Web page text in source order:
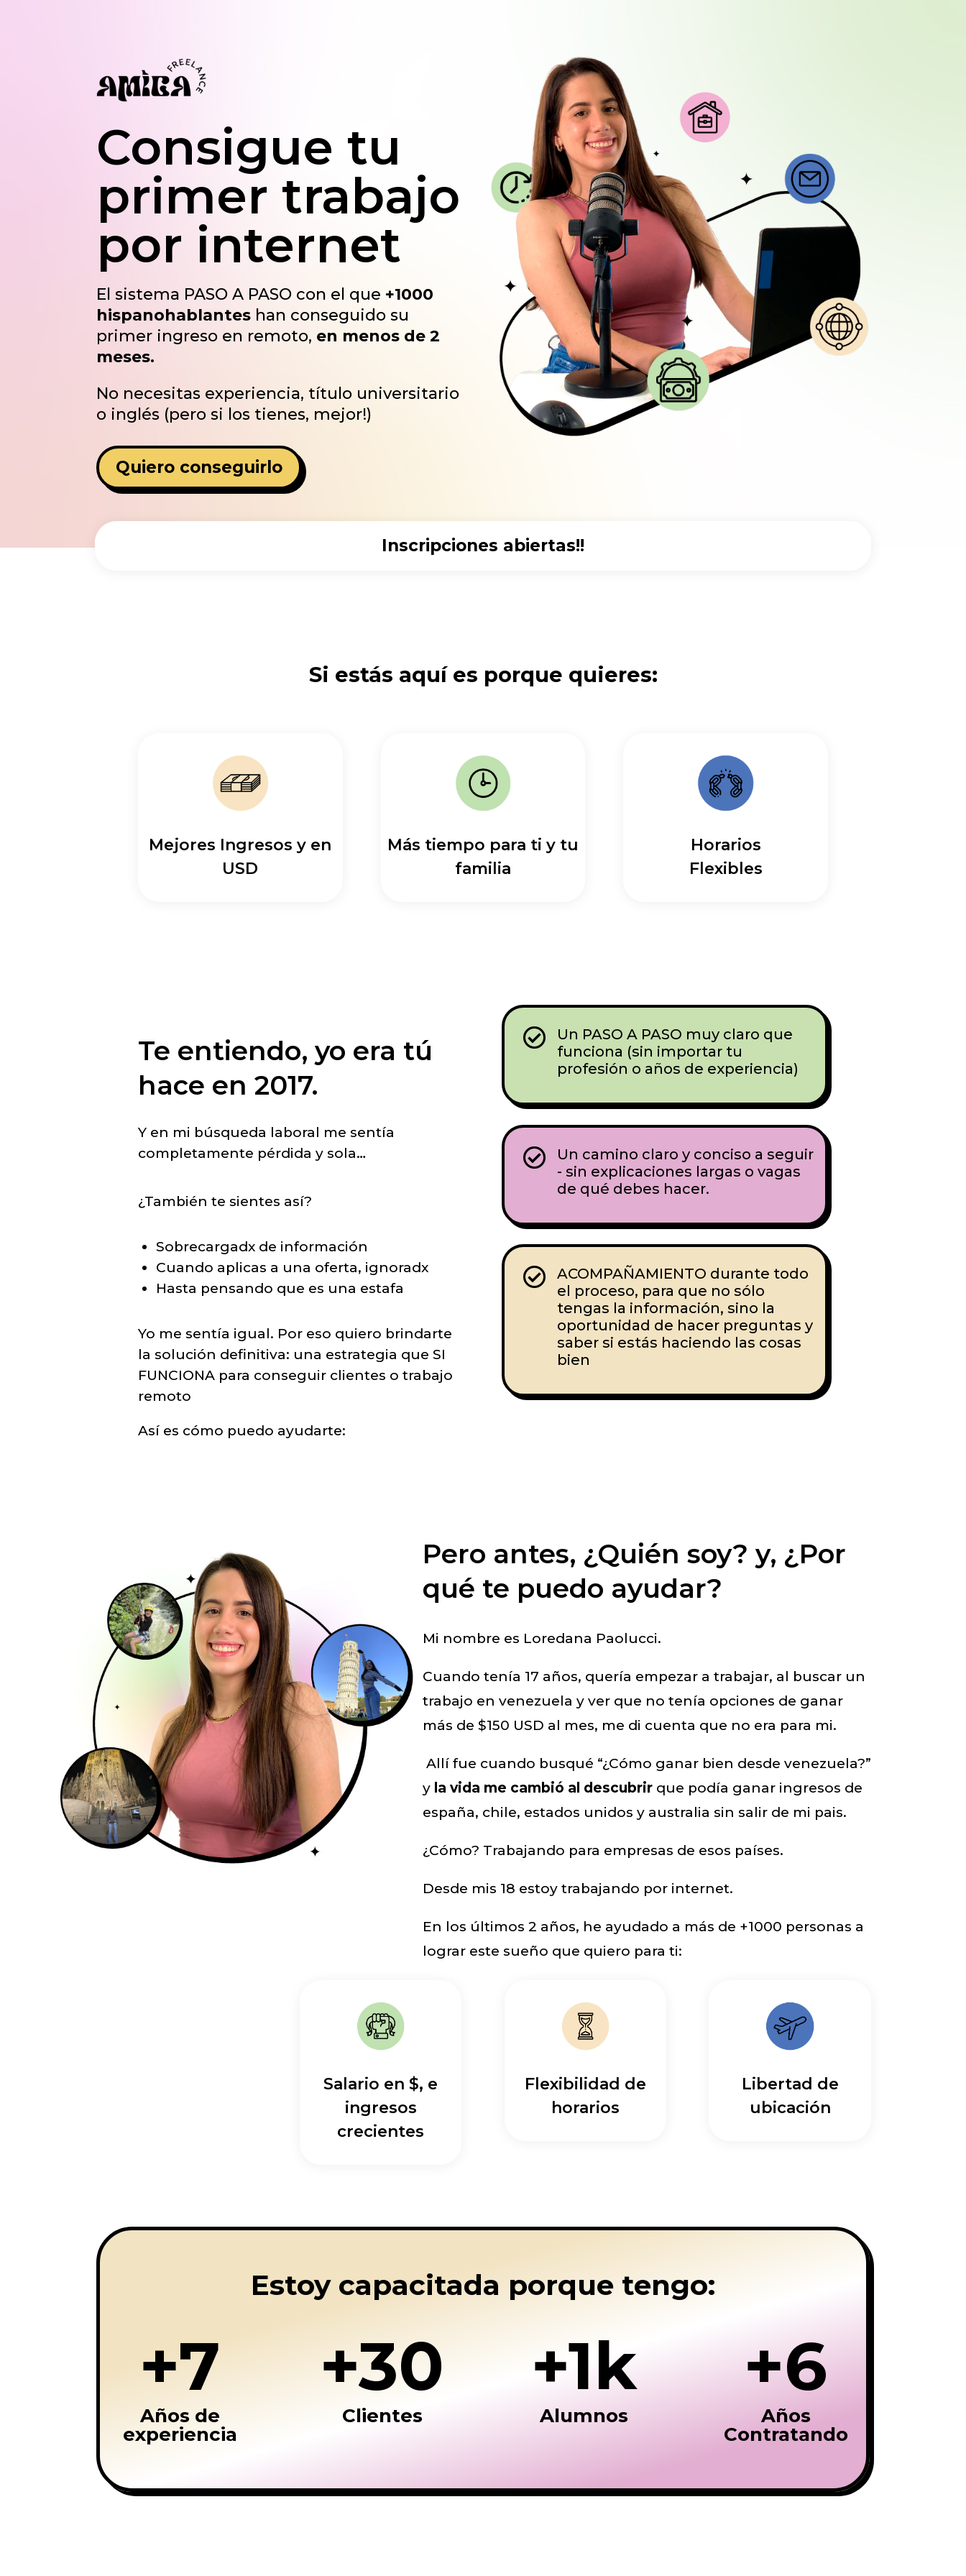
Consigue tu
primer trabajo
por internet
El sistema PASO A PASO con el que +1000
hispanohablantes han conseguido su
primer ingreso en remoto, en menos de 2
meses.
No necesitas experiencia, título universitario
o inglés (pero si los tienes, mejor!)
Quiero conseguirlo
Inscripciones abiertas!!
Si estás aquí es porque quieres:
Mejores Ingresos y en
USD
Más tiempo para ti y tu
familia
Horarios
Flexibles
Te entiendo, yo era tú
hace en 2017.
Y en mi búsqueda laboral me sentía
completamente pérdida y sola…
¿También te sientes así?
Sobrecargadx de información
Cuando aplicas a una oferta, ignoradx
Hasta pensando que es una estafa
Yo me sentía igual. Por eso quiero brindarte
la solución definitiva: una estrategia que SI
FUNCIONA para conseguir clientes o trabajo
remoto
Así es cómo puedo ayudarte:

Un PASO A PASO muy claro que
funciona (sin importar tu
profesión o años de experiencia)

Un camino claro y conciso a seguir
- sin explicaciones largas o vagas
de qué debes hacer.

ACOMPAÑAMIENTO durante todo
el proceso, para que no sólo
tengas la información, sino la
oportunidad de hacer preguntas y
saber si estás haciendo las cosas
bien
Pero antes, ¿Quién soy? y, ¿Por
qué te puedo ayudar?
Mi nombre es Loredana Paolucci.
Cuando tenía 17 años, quería empezar a trabajar, al buscar un
trabajo en venezuela y ver que no tenía opciones de ganar
más de $150 USD al mes, me di cuenta que no era para mi.
Allí fue cuando busqué “¿Cómo ganar bien desde venezuela?”
yla vida me cambió al descubrir que podía ganar ingresos de
españa, chile, estados unidos y australia sin salir de mi pais.
¿Cómo? Trabajando para empresas de esos países.
Desde mis 18 estoy trabajando por internet.
En los últimos 2 años, he ayudado a más de +1000 personas a
lograr este sueño que quiero para ti:
Salario en $, e
ingresos
crecientes
Flexibilidad de
horarios
Libertad de
ubicación
Estoy capacitada porque tengo:
+7
Años de
experiencia
+30
Clientes
+1k
Alumnos
+6
Años
Contratando